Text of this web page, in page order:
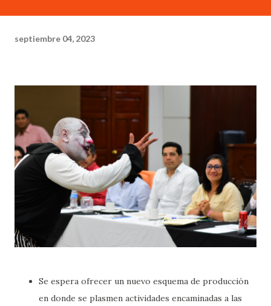
septiembre 04, 2023
Se espera ofrecer un nuevo esquema de producción
en donde se plasmen actividades encaminadas a las